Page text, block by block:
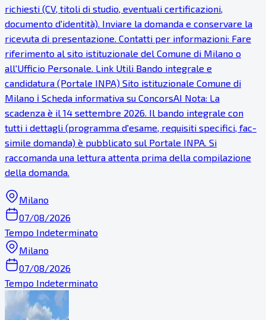
richiesti (CV, titoli di studio, eventuali certificazioni,
documento d'identità). Inviare la domanda e conservare la
ricevuta di presentazione. Contatti per informazioni: Fare
riferimento al sito istituzionale del Comune di Milano o
all'Ufficio Personale. Link Utili Bando integrale e
candidatura (Portale INPA) Sito istituzionale Comune di
Milano ℹ Scheda informativa su ConcorsAI Nota: La
scadenza è il 14 settembre 2026. Il bando integrale con
tutti i dettagli (programma d'esame, requisiti specifici, fac-
simile domanda) è pubblicato sul Portale INPA. Si
raccomanda una lettura attenta prima della compilazione
della domanda.
Milano
07/08/2026
Tempo Indeterminato
Milano
07/08/2026
Tempo Indeterminato